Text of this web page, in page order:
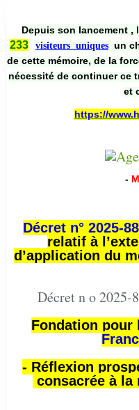
Depuis son lancement ,
233
visiteurs uniques un
de cette mémoire, de la
nécessité de continuer ce
et
https://
-
Décret n° 2025-
relatif à
d’application du
Décret n o 2025-
Fondation pour
- Réflexion
consacrée à la